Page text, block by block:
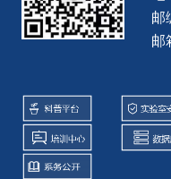
邮
邮